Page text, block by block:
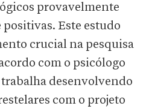
provavelmente
Este estudo
crucial na pesquisa
com o psicólogo
desenvolvendo
com o projeto